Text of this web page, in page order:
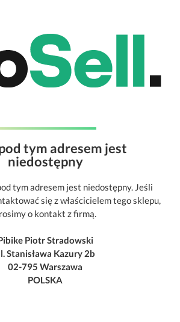
tym adresem jest
niedostępny
tym adresem jest niedostępny. Jeśli
się z właścicielem tego sklepu,
o kontakt z firmą.
Piotr Stradowski
Stanisława Kazury 2b
02-795 Warszawa
POLSKA